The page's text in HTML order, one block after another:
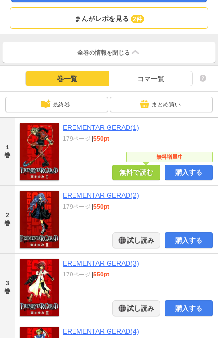
まんがレポを見る 2件
全巻の情報を 閉じる
巻一覧 コマ一覧
最終巻 まとめ買い
1
巻
EREMENTAR GERAD(1)
無料増量中
179ページ 550pt
無料で読む 購入する
2
巻
EREMENTAR GERAD(2)
179ページ 550pt
試し読み 購入する
3
巻
EREMENTAR GERAD(3)
179ページ 550pt
試し読み 購入する
EREMENTAR GERAD(4)